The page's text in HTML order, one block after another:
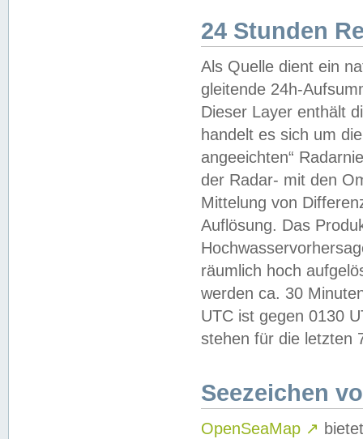
24 Stunden
Als Quelle dient ein
gleitende 24h-
Dieser Layer enthält
handelt es sich um
angeeichten“
der Radar- mit den
Mittelung von
Auflösung. Das
räumlich hoch
werden ca. 30
UTC ist gegen 0130
stehen für die letzten
Seezeichen
OpenSeaMap ↗